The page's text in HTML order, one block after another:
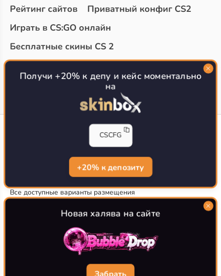
Рейтинг сайтов
Приватный конфиг CS2
Играть в CS:GO онлайн
Бесплатные скины CS 2
Топ сайтов с халявой КС 2
О проекте
CS-CONFIG.com © 2020-2026 г.
Политика конфиденциальности
РЕКЛАМА НА САЙТЕ
Все доступные варианты размещения
Согласие на обработку данных
О CS-CONFIG.COM
CFG pro CS 2 - именно это мы и размещаем на нашем
проекте, иными словами мы предоставляем пользователям
конфиги про игроков кс2. Также вы сможете
самостоятельно поделиться своими настройками с другими
Получи +20% к депу и кейс моментально
на
CSCFG
+20% к депозиту
Новая халява на сайте